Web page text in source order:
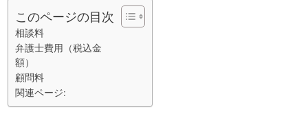
このページの目次
相談料
弁護士費用（税込金
額）
顧問料
関連ページ: